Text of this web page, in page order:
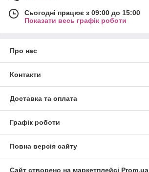
Сьогодні працює з 09:00 до 15:00
Показати весь графік роботи
Про нас
Контакти
Доставка та оплата
Графік роботи
Повна версія сайту
Сайт створено на маркетплейсі Prom.ua